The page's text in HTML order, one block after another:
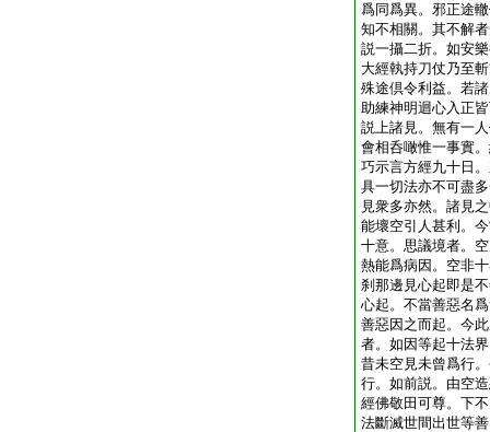
爲同爲異。邪正途
知不相關。其不解
説一攝二折。如安
大經執持刀仗乃至
殊途倶令利益。若
助練神明迴心入正
説上諸見。無有一
會相呑噉惟一事實
巧示言方經九十日
具一切法亦不可盡
見衆多亦然。諸見
能壞空引人甚利。
十意。思議境者。
熱能爲病因。空非
刹那邊見心起即是
心起。不當善惡名
善惡因之而起。今
者。如因等起十法
昔未空見未曾爲行
行。如前説。由空
經佛敬田可尊。下
法斷滅世間出世等